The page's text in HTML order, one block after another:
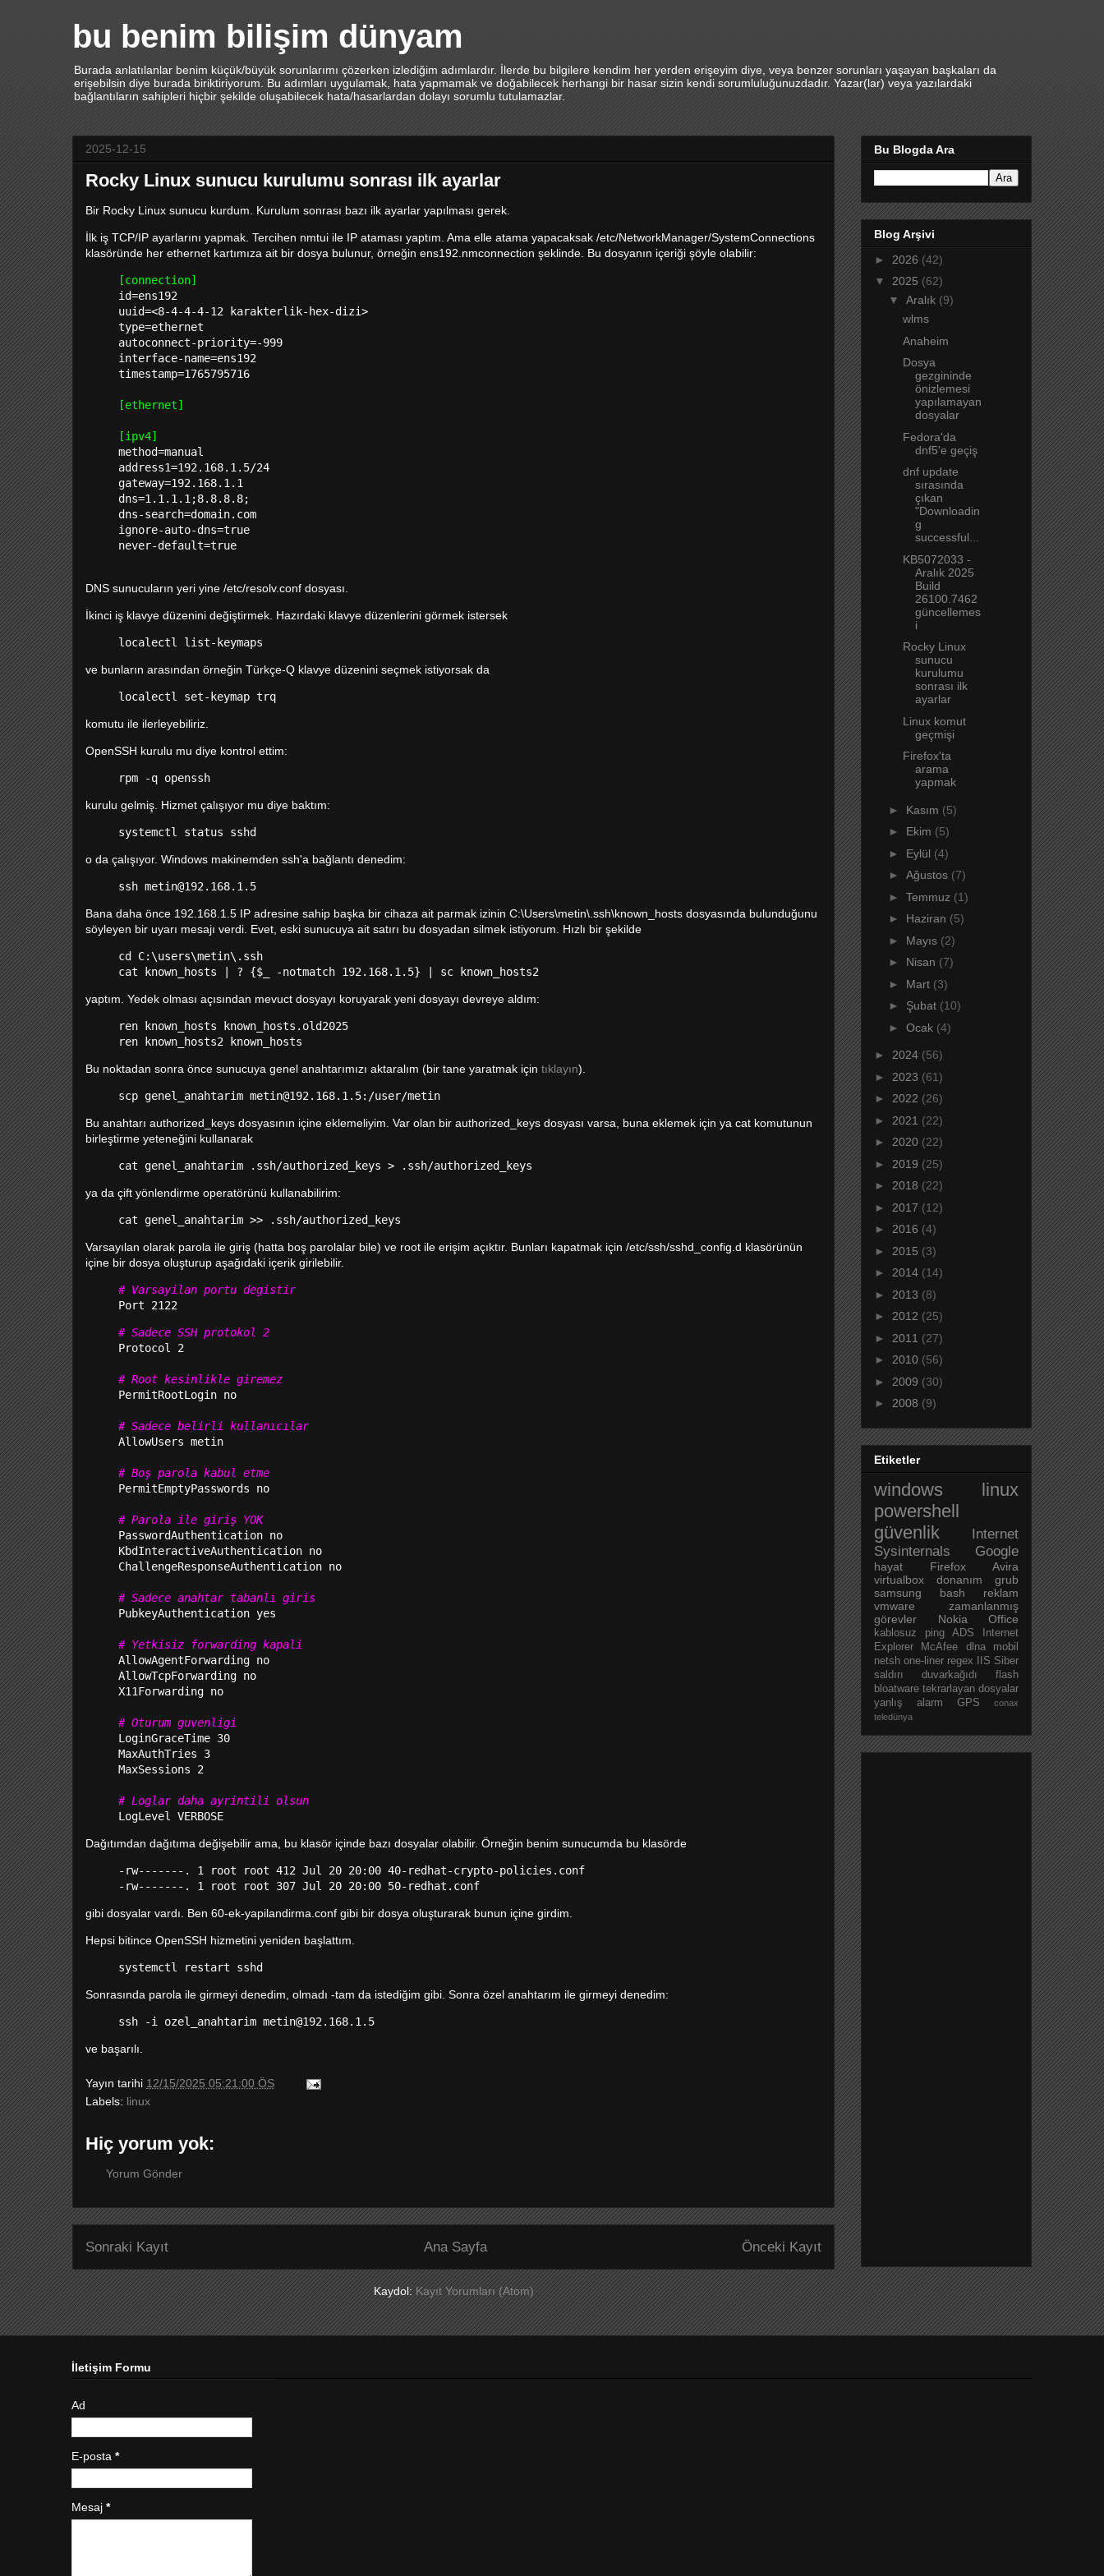
bu benim bilişim dünyam
Burada anlatılanlar benim küçük/büyük sorunlarımı çözerken izlediğim adımlardır. İlerde bu bilgilere kendim her yerden erişeyim diye, veya benzer sorunları yaşayan başkaları da
erişebilsin diye burada biriktiriyorum. Bu adımları uygulamak, hata yapmamak ve doğabilecek herhangi bir hasar sizin kendi sorumluluğunuzdadır. Yazar(lar) veya yazılardaki
bağlantıların sahipleri hiçbir şekilde oluşabilecek hata/hasarlardan dolayı sorumlu tutulamazlar.
2025-12-15
Rocky Linux sunucu kurulumu sonrası ilk ayarlar
Bir Rocky Linux sunucu kurdum. Kurulum sonrası bazı ilk ayarlar yapılması gerek.
İlk iş TCP/IP ayarlarını yapmak. Tercihen nmtui ile IP ataması yaptım. Ama elle atama yapacaksak /etc/NetworkManager/SystemConnections
klasöründe her ethernet kartımıza ait bir dosya bulunur, örneğin ens192.nmconnection şeklinde. Bu dosyanın içeriği şöyle olabilir:
[connection]
id=ens192
uuid=<8-4-4-4-12 karakterlik-hex-dizi>
type=ethernet
autoconnect-priority=-999
interface-name=ens192
timestamp=1765795716
[ethernet]
[ipv4]
method=manual
address1=192.168.1.5/24
gateway=192.168.1.1
dns=1.1.1.1;8.8.8.8;
dns-search=domain.com
ignore-auto-dns=true
never-default=true
DNS sunucuların yeri yine /etc/resolv.conf dosyası.
İkinci iş klavye düzenini değiştirmek. Hazırdaki klavye düzenlerini görmek istersek
localectl list-keymaps
ve bunların arasından örneğin Türkçe-Q klavye düzenini seçmek istiyorsak da
localectl set-keymap trq
komutu ile ilerleyebiliriz.
OpenSSH kurulu mu diye kontrol ettim:
rpm -q openssh
kurulu gelmiş. Hizmet çalışıyor mu diye baktım:
systemctl status sshd
o da çalışıyor. Windows makinemden ssh'a bağlantı denedim:
ssh metin@192.168.1.5
Bana daha önce 192.168.1.5 IP adresine sahip başka bir cihaza ait parmak izinin C:\Users\metin\.ssh\known_hosts dosyasında bulunduğunu
söyleyen bir uyarı mesajı verdi. Evet, eski sunucuya ait satırı bu dosyadan silmek istiyorum. Hızlı bir şekilde
cd C:\users\metin\.ssh
cat known_hosts | ? {$_ -notmatch 192.168.1.5} | sc known_hosts2
yaptım. Yedek olması açısından mevuct dosyayı koruyarak yeni dosyayı devreye aldım:
ren known_hosts known_hosts.old2025
ren known_hosts2 known_hosts
Bu noktadan sonra önce sunucuya genel anahtarımızı aktaralım (bir tane yaratmak için tıklayın).
scp genel_anahtarim metin@192.168.1.5:/user/metin
Bu anahtarı authorized_keys dosyasının içine eklemeliyim. Var olan bir authorized_keys dosyası varsa, buna eklemek için ya cat komutunun
birleştirme yeteneğini kullanarak
cat genel_anahtarim .ssh/authorized_keys > .ssh/authorized_keys
ya da çift yönlendirme operatörünü kullanabilirim:
cat genel_anahtarim >> .ssh/authorized_keys
Varsayılan olarak parola ile giriş (hatta boş parolalar bile) ve root ile erişim açıktır. Bunları kapatmak için /etc/ssh/sshd_config.d klasörünün
içine bir dosya oluşturup aşağıdaki içerik girilebilir.
# Varsayilan portu degistir
Port 2122
# Sadece SSH protokol 2
Protocol 2
# Root kesinlikle giremez
PermitRootLogin no
# Sadece belirli kullanıcılar
AllowUsers metin
# Boş parola kabul etme
PermitEmptyPasswords no
# Parola ile giriş YOK
PasswordAuthentication no
KbdInteractiveAuthentication no
ChallengeResponseAuthentication no
# Sadece anahtar tabanlı giris
PubkeyAuthentication yes
# Yetkisiz forwarding kapali
AllowAgentForwarding no
AllowTcpForwarding no
X11Forwarding no
# Oturum guvenligi
LoginGraceTime 30
MaxAuthTries 3
MaxSessions 2
# Loglar daha ayrintili olsun
LogLevel VERBOSE
Dağıtımdan dağıtıma değişebilir ama, bu klasör içinde bazı dosyalar olabilir. Örneğin benim sunucumda bu klasörde
-rw-------. 1 root root 412 Jul 20 20:00 40-redhat-crypto-policies.conf
-rw-------. 1 root root 307 Jul 20 20:00 50-redhat.conf
gibi dosyalar vardı. Ben 60-ek-yapilandirma.conf gibi bir dosya oluşturarak bunun içine girdim.
Hepsi bitince OpenSSH hizmetini yeniden başlattım.
systemctl restart sshd
Sonrasında parola ile girmeyi denedim, olmadı -tam da istediğim gibi. Sonra özel anahtarım ile girmeyi denedim:
ssh -i ozel_anahtarim metin@192.168.1.5
ve başarılı.
Yayın tarihi 12/15/2025 05:21:00 ÖS
Labels: linux
Hiç yorum yok:
Yorum Gönder
Sonraki Kayıt Önceki Kayıt
Ana Sayfa
Kaydol:Kayıt Yorumları (Atom)
Bu Blogda Ara
Blog Arşivi
► 2026 (42)
▼ 2025 (62)
▼ Aralık (9)
wlms
Anaheim
Dosya
gezgininde
önizlemesi
yapılamayan
dosyalar
Fedora'da
dnf5'e geçiş
dnf update
sırasında
çıkan
"Downloadin
g
successful...
KB5072033 -
Aralık 2025
Build
26100.7462
güncellemes
i
Rocky Linux
sunucu
kurulumu
sonrası ilk
ayarlar
Linux komut
geçmişi
Firefox'ta
arama
yapmak
► Kasım (5)
► Ekim (5)
► Eylül (4)
► Ağustos (7)
► Temmuz (1)
► Haziran (5)
► Mayıs (2)
► Nisan (7)
► Mart (3)
► Şubat (10)
► Ocak (4)
► 2024 (56)
► 2023 (61)
► 2022 (26)
► 2021 (22)
► 2020 (22)
► 2019 (25)
► 2018 (22)
► 2017 (12)
► 2016 (4)
► 2015 (3)
► 2014 (14)
► 2013 (8)
► 2012 (25)
► 2011 (27)
► 2010 (56)
► 2009 (30)
► 2008 (9)
Etiketler
windows
linux
powershell
güvenlik
Internet
Sysinternals
Google
hayat Firefox
Avira
virtualbox
donanım
grub
samsung
bash
reklam
vmware
zamanlanmış
görevler
Nokia Office
kablosuz ping ADS
Internet
Explorer
McAfee dlna
mobil
netsh one-liner regex IIS Siber
saldırı
duvarkağıdı
flash
bloatware tekrarlayan dosyalar
yanlış alarm
GPS
conax
teledünya
İletişim Formu
Ad
E-posta *
Mesaj *